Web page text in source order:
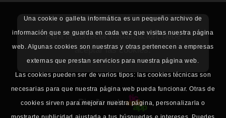
Para la correcta visualización, debe
aceptar las cookies.
Diseño web
Una cookie o galleta informática es un pequeño archivo de
información que se guarda en cada vez que visitas nuestra página
web. Algunas cookies son nuestras y otras pertenecen a empresas
externas que prestan servicios para nuestra página web.
Las cookies pueden ser de varios tipos: las cookies técnicas son
necesarias para que nuestra página web pueda funcionar. Otras de
cookies sirven para mejorar nuestra página, personalizarla o